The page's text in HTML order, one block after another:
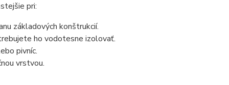
pri:
základových konštrukcií.
ho vodotesne izolovať.
pivníc.
vrstvou.